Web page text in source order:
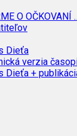
O
Dieťa
verzia
Dieťa +